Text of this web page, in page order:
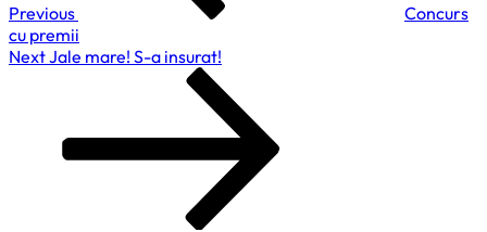
Previous
Concurs
cu premii
Next
NextJale mare! S-a insurat!